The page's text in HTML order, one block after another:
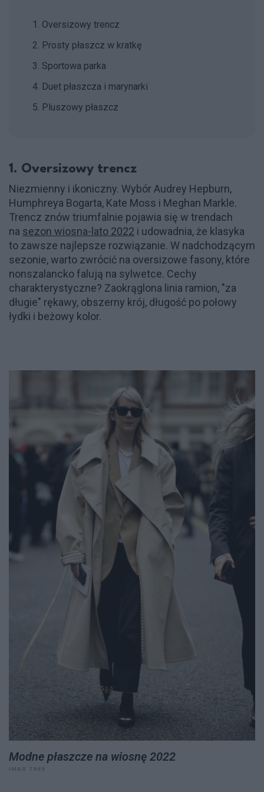
1. Oversizowy trencz
2. Prosty płaszcz w kratkę
3. Sportowa parka
4. Duet płaszcza i marynarki
5. Pluszowy płaszcz
1. Oversizowy trencz
Niezmienny i ikoniczny. Wybór Audrey Hepburn,
Humphreya Bogarta, Kate Moss i Meghan Markle.
Trencz znów triumfalnie pojawia się w trendach
na sezon wiosna-lato 2022 i udowadnia, że klasyka
to zawsze najlepsze rozwiązanie. W nadchodzącym
sezonie, warto zwrócić na oversizowe fasony, które
nonszalancko falują na sylwetce. Cechy
charakterystyczne? Zaokrąglona linia ramion, "za
długie" rękawy, obszerny krój, długość po połowy
łydki i beżowy kolor.
Modne płaszcze na wiosnę 2022